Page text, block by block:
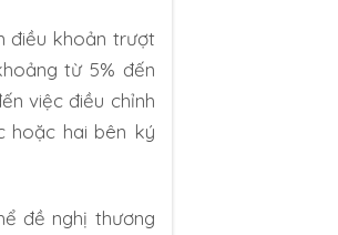
điều khoản trượt
từ 5% đến
việc điều chỉnh
hoặc hai bên ký
đề nghị thương